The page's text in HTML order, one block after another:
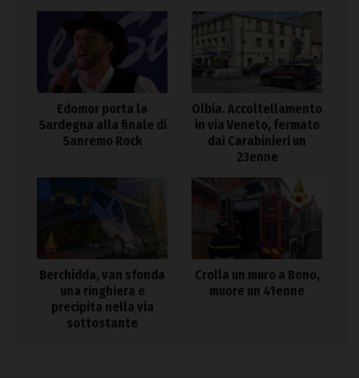
Edomor porta la
Sardegna alla finale di
Sanremo Rock
Olbia. Accoltellamento
in via Veneto, fermato
dai Carabinieri un
23enne
Berchidda, van sfonda
una ringhiera e
precipita nella via
sottostante
Crolla un muro a Bono,
muore un 41enne